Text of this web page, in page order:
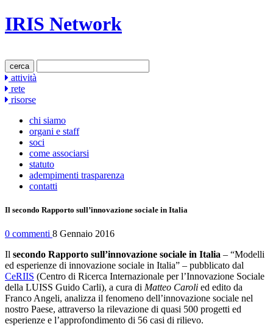
IRIS Network
cerca
attività
rete
risorse
chi siamo
organi e staff
soci
come associarsi
statuto
adempimenti trasparenza
contatti
Il secondo Rapporto sull’innovazione sociale in Italia
0 commenti 8 Gennaio 2016
Il secondo Rapporto sull’innovazione sociale in Italia – “Modelli
ed esperienze di innovazione sociale in Italia” – pubblicato dal
CeRIIS (Centro di Ricerca Internazionale per l’Innovazione Sociale
della LUISS Guido Carli), a cura di Matteo Caroli ed edito da
Franco Angeli, analizza il fenomeno dell’innovazione sociale nel
nostro Paese, attraverso la rilevazione di quasi 500 progetti ed
esperienze e l’approfondimento di 56 casi di rilievo.